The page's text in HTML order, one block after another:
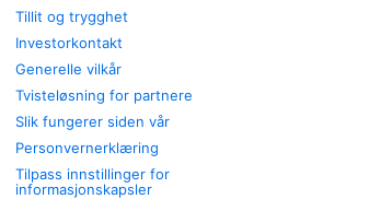
Tillit og trygghet
Investorkontakt
Generelle vilkår
Tvisteløsning for partnere
Slik fungerer siden vår
Personvernerklæring
Tilpass innstillinger for
informasjonskapsler